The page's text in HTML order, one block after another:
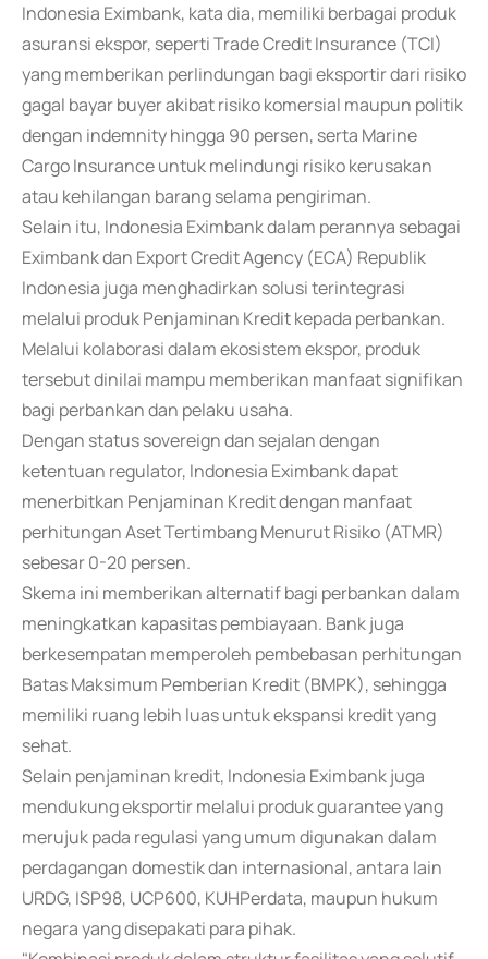
Indonesia Eximbank, kata dia, memiliki berbagai produk
asuransi ekspor, seperti Trade Credit Insurance (TCI)
yang memberikan perlindungan bagi eksportir dari risiko
gagal bayar buyer akibat risiko komersial maupun politik
dengan indemnity hingga 90 persen, serta Marine
Cargo Insurance untuk melindungi risiko kerusakan
atau kehilangan barang selama pengiriman.
Selain itu, Indonesia Eximbank dalam perannya sebagai
Eximbank dan Export Credit Agency (ECA) Republik
Indonesia juga menghadirkan solusi terintegrasi
melalui produk Penjaminan Kredit kepada perbankan.
Melalui kolaborasi dalam ekosistem ekspor, produk
tersebut dinilai mampu memberikan manfaat signifikan
bagi perbankan dan pelaku usaha.
Dengan status sovereign dan sejalan dengan
ketentuan regulator, Indonesia Eximbank dapat
menerbitkan Penjaminan Kredit dengan manfaat
perhitungan Aset Tertimbang Menurut Risiko (ATMR)
sebesar 0-20 persen.
Skema ini memberikan alternatif bagi perbankan dalam
meningkatkan kapasitas pembiayaan. Bank juga
berkesempatan memperoleh pembebasan perhitungan
Batas Maksimum Pemberian Kredit (BMPK), sehingga
memiliki ruang lebih luas untuk ekspansi kredit yang
sehat.
Selain penjaminan kredit, Indonesia Eximbank juga
mendukung eksportir melalui produk guarantee yang
merujuk pada regulasi yang umum digunakan dalam
perdagangan domestik dan internasional, antara lain
URDG, ISP98, UCP600, KUHPerdata, maupun hukum
negara yang disepakati para pihak.